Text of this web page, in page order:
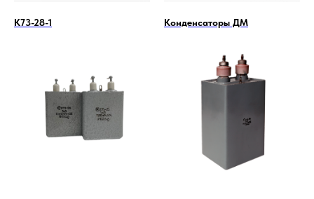
К73-28-1 Конденсаторы ДМ